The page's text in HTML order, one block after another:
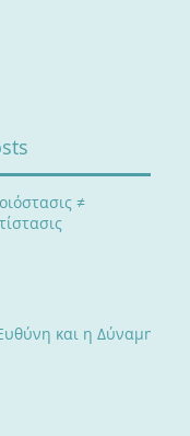
≠
και η Δύναμη